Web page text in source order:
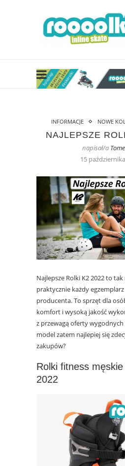
INFORMACJE NOWE
NAJLEPSZE
napisał/a
15
Najlepsze Rolki K2 2022 to
praktycznie każdy
producenta. To sprzęt dla
komfort i wysoką jakość
z przewagą oferty
model zatem najlepiej się
zakupów?
Rolki fitness
2022